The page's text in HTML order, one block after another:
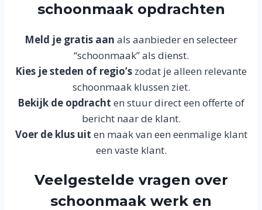
schoonmaak opdrachten
Meld je gratis aan als aanbieder en selecteer
“schoonmaak” als dienst.
Kies je steden of regio’s zodat je alleen relevante
schoonmaak klussen ziet.
Bekijk de opdracht en stuur direct een offerte of
bericht naar de klant.
Voer de klus uit en maak van een eenmalige klant
een vaste klant.
Veelgestelde vragen over
schoonmaak werk en